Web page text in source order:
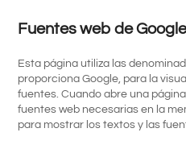
Fuentes web de
Esta página utiliza las
proporciona Google, para la
fuentes. Cuando abre una
fuentes web necesarias en la
para mostrar los textos y las